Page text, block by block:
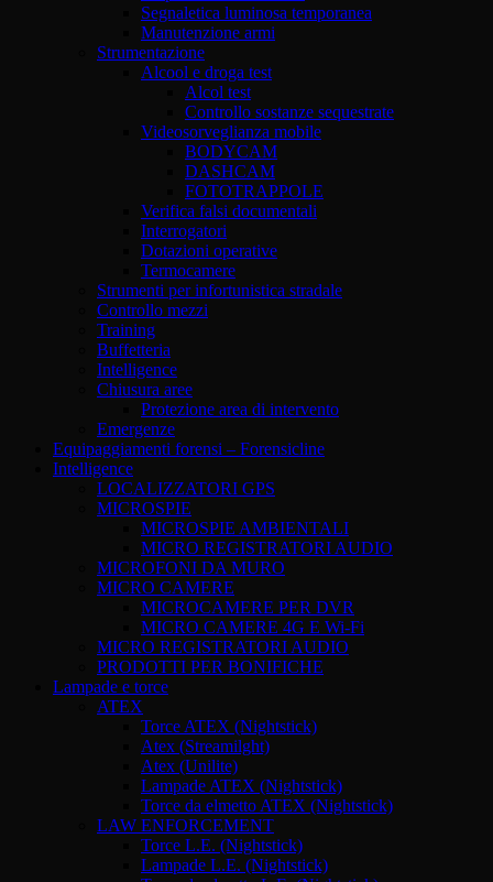
Segnaletica luminosa temporanea
Manutenzione armi
Strumentazione
Alcool e droga test
Alcol test
Controllo sostanze sequestrate
Videosorveglianza mobile
BODYCAM
DASHCAM
FOTOTRAPPOLE
Verifica falsi documentali
Interrogatori
Dotazioni operative
Termocamere
Strumenti per infortunistica stradale
Controllo mezzi
Training
Buffetteria
Intelligence
Chiusura aree
Protezione area di intervento
Emergenze
Equipaggiamenti forensi – Forensicline
Intelligence
LOCALIZZATORI GPS
MICROSPIE
MICROSPIE AMBIENTALI
MICRO REGISTRATORI AUDIO
MICROFONI DA MURO
MICRO CAMERE
MICROCAMERE PER DVR
MICRO CAMERE 4G E Wi-Fi
MICRO REGISTRATORI AUDIO
PRODOTTI PER BONIFICHE
Lampade e torce
ATEX
Torce ATEX (Nightstick)
Atex (Streamilght)
Atex (Unilite)
Lampade ATEX (Nightstick)
Torce da elmetto ATEX (Nightstick)
LAW ENFORCEMENT
Torce L.E. (Nightstick)
Lampade L.E. (Nightstick)